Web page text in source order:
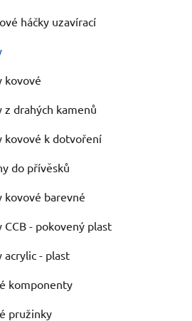
háčky uzavírací
kovové
z drahých kamenů
kovové k dotvoření
do přívěsků
kovové barevné
CCB - pokovený plast
acrylic - plast
komponenty
pružinky